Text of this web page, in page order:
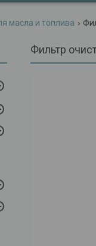
масла и топлива
Фильтр